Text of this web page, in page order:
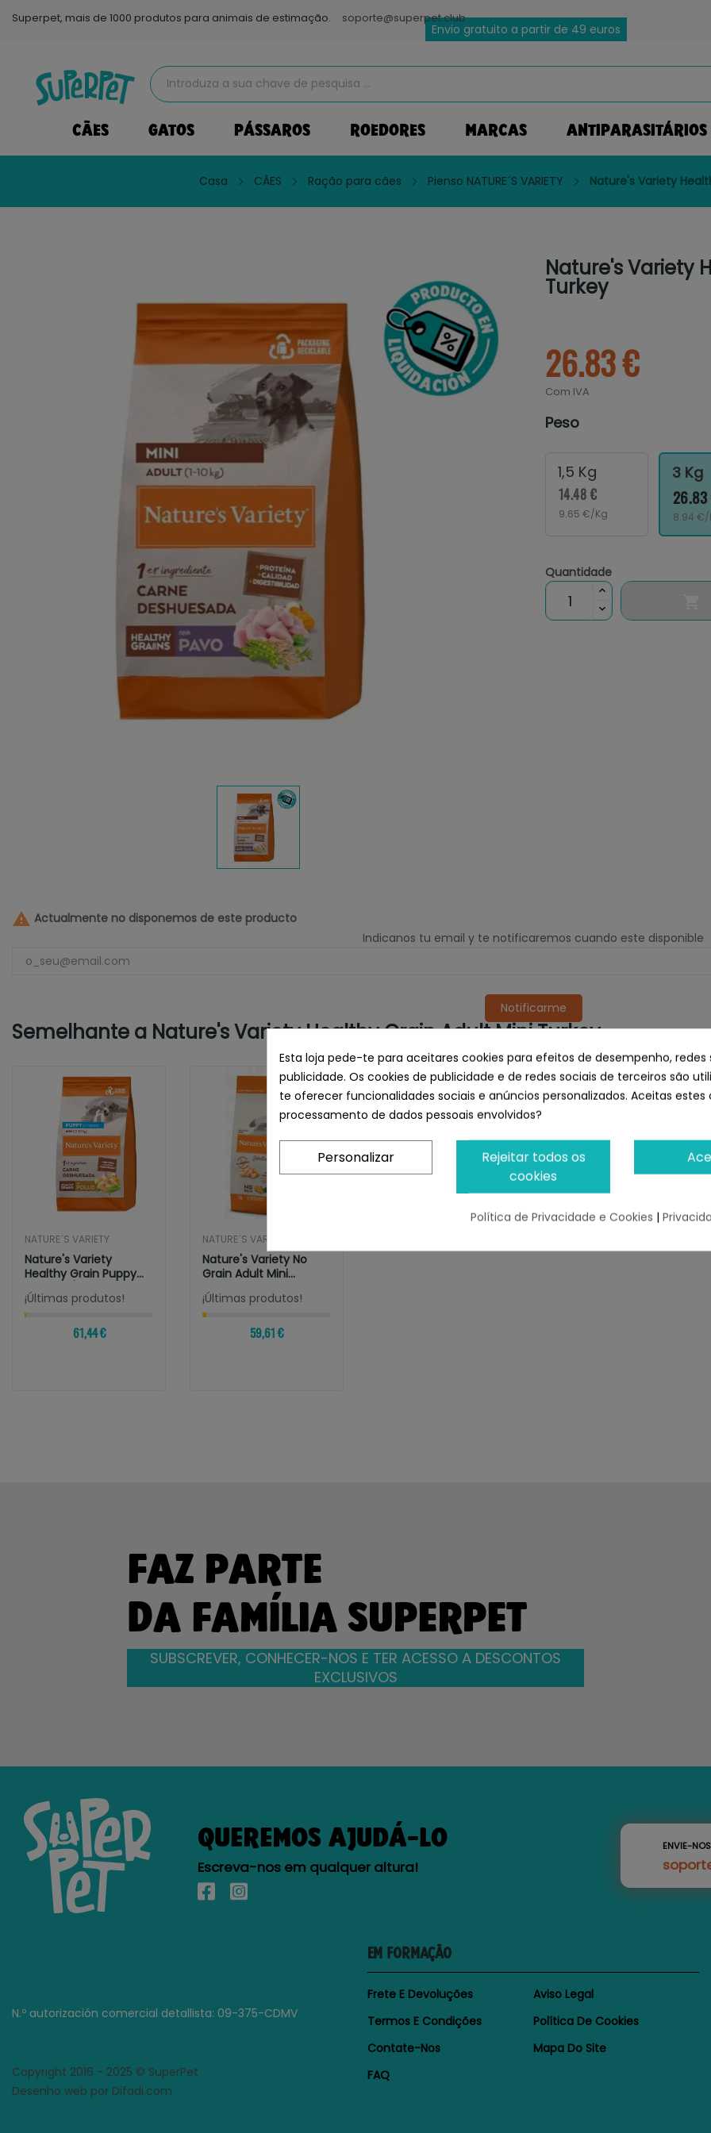
Superpet, mais de 1000 produtos para animais de estimação. soporte@superpet.club
Envio gratuito a partir de 49 euros
CÃES GATOS PÁSSAROS ROEDORES MARCAS ANTIPARASITÁRIOS
Casa CÃES Ração para cães Pienso NATURE´S VARIETY Nature's Variety
Nature's Variety
Turkey
26.83 €
Com IVA
Peso
1,5 Kg
14.48 €
9.65 €/Kg
3 Kg
8.94 €/
Quantidade
 Actualmente no disponemos de este producto
Indicanos tu email y te notificaremos cuando este disponible
Notificarme
Semelhante a Nature's Variety Healthy Grain Adult Mini Turkey
NATURE´S VARIETY
Nature's Variety
Healthy Grain Puppy
Medium/Maxi...
¡Últimas produtos!
61,44 €
NATURE´S VARIETY
Nature's Variety No
Grain Adult Mini
Chicken
¡Últimas produtos!
59,61 €
FAZ PARTE
DA FAMÍLIA SUPERPET
SUBSCREVER, CONHECER-NOS E TER ACESSO A DESCONTOS
EXCLUSIVOS
QUEREMOS AJUDÁ-LO
Escreva-nos em qualquer altura!
ENVIE-
N.º autorización comercial detallista: 09-375-CDMV
Copyright 2016 - 2025 © SuperPet
Desenho web por Difadi.com
EM FORMAÇÃO
Frete E Devoluções
Aviso Legal
Termos E Condições
Política De Cookies
Contate-Nos
Mapa Do Site
FAQ
Esta loja pede-te para aceitares cookies para efeitos de desempenho, redes
publicidade. Os cookies de publicidade e de redes sociais de terceiros são
te oferecer funcionalidades sociais e anúncios personalizados. Aceitas estes
processamento de dados pessoais envolvidos?
Rejeitar todos os
cookies
Personalizar
Política de Privacidade e Cookies |